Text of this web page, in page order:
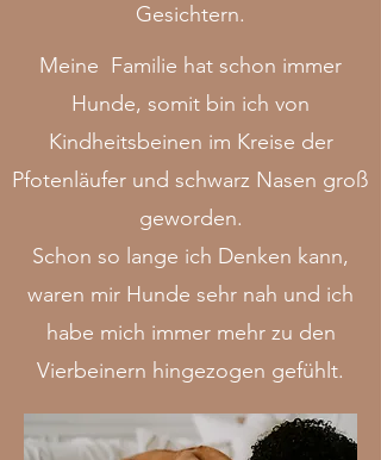
Gesichtern.
Meine Familie hat schon immer
Hunde, somit bin ich von
Kindheitsbeinen im Kreise der
Pfotenläufer und schwarz Nasen groß
geworden.
Schon so lange ich Denken kann,
waren mir Hunde sehr nah und ich
habe mich immer mehr zu den
Vierbeinern hingezogen gefühlt.